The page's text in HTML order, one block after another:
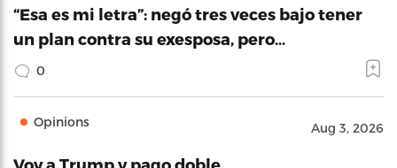
“Esa es mi letra”: negó tres veces bajo tener
un plan contra su exesposa, pero…
0
Opinions Aug 3, 2026
Voy a Trump y pago doble